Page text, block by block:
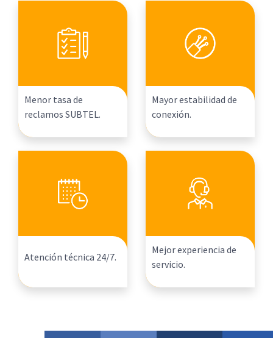
Menor tasa de
reclamos SUBTEL.
Mayor estabilidad de
conexión.
Atención técnica 24/7.
Mejor experiencia de
servicio.